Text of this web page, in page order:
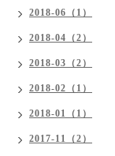
2018-06（1）
2018-04（2）
2018-03（2）
2018-02（1）
2018-01（1）
2017-11（2）